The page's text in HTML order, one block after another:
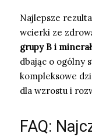
Najlepsze
wcierki ze
grupy B i
dbając o ogólny
kompleksowe
dla wzrostu i
FAQ: